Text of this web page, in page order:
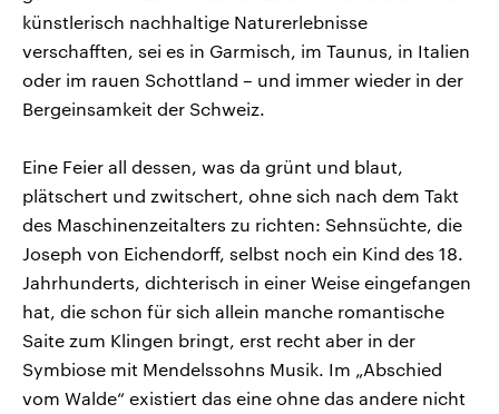
künstlerisch nachhaltige Naturerlebnisse
verschafften, sei es in Garmisch, im Taunus, in Italien
oder im rauen Schottland – und immer wieder in der
Bergeinsamkeit der Schweiz.
Eine Feier all dessen, was da grünt und blaut,
plätschert und zwitschert, ohne sich nach dem Takt
des Maschinenzeitalters zu richten: Sehnsüchte, die
Joseph von Eichendorff, selbst noch ein Kind des 18.
Jahrhunderts, dichterisch in einer Weise eingefangen
hat, die schon für sich allein manche romantische
Saite zum Klingen bringt, erst recht aber in der
Symbiose mit Mendelssohns Musik. Im „Abschied
vom Walde“ existiert das eine ohne das andere nicht